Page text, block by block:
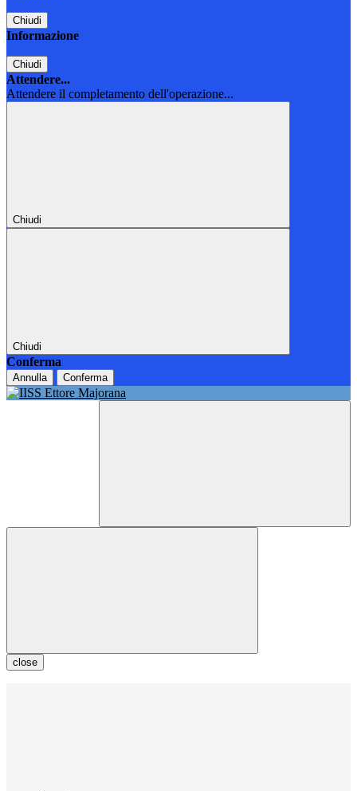
Chiudi
Informazione
Chiudi
Attendere...
Attendere il completamento dell'operazione...
Chiudi
Chiudi
Conferma
Annulla Conferma
close